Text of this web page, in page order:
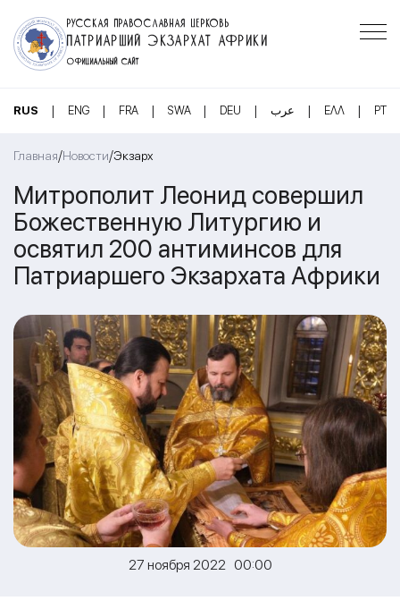
РУССКАЯ ПРАВОСЛАВНАЯ ЦЕРКОВЬ
ПАТРИАРШИЙ ЭКЗАРХАТ АФРИКИ
ОФИЦИАЛЬНЫЙ САЙТ
RUS | ENG | FRA | SWA | DEU | عرب | ΕΛΛ | PT
Главная/Новости/Экзарх
Митрополит Леонид совершил
Божественную Литургию и
освятил 200 антиминсов для
Патриаршего Экзархата Африки
27 ноября 2022 00:00